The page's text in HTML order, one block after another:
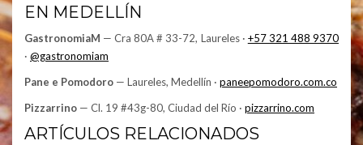
EN MEDELLÍN
GastronomiaM — Cra 80A # 33-72, Laureles · +57 321 488 9370
· @gastronomiam
Pane e Pomodoro — Laureles, Medellín · paneepomodoro.com.co
Pizzarrino — Cl. 19 #43g-80, Ciudad del Río · pizzarrino.com
ARTÍCULOS RELACIONADOS